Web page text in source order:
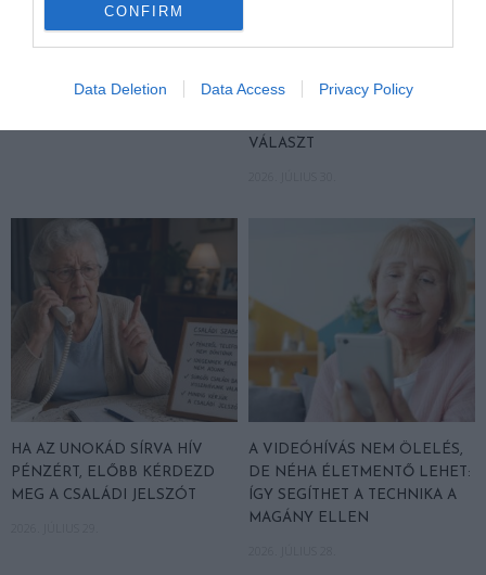
CONFIRM
Data Deletion Data Access Privacy Policy
MIT EGYÜNK, HA 70 FELETT IS
SZERETNÉNK ÖNÁLLÓAN
PROGRAM ÜGYÉBEN: BAJBAN
KÉRDÉS, AMIRE MINDEN
VÁLASZT
HA AZ UNOKÁD SÍRVA HÍV
PÉNZÉRT, ELŐBB KÉRDEZD
MEG A CSALÁDI JELSZÓT
A VIDEÓHÍVÁS NEM ÖLELÉS,
DE NÉHA ÉLETMENTŐ LEHET:
ÍGY SEGÍTHET A TECHNIKA A
MAGÁNY ELLEN